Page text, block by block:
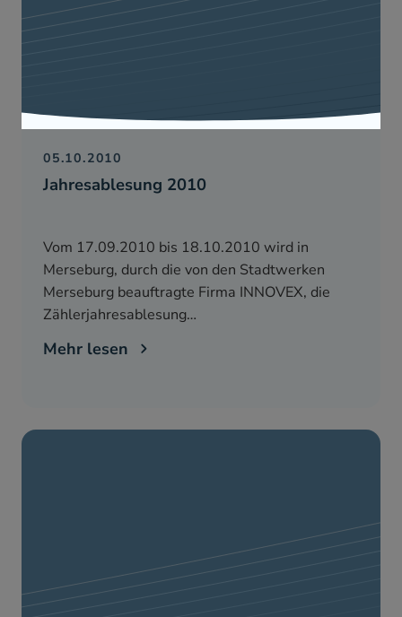
Jahresablesung 2010
05.10.2010
Vom 17.09.2010 bis 18.10.2010 wird in
Merseburg, durch die von den Stadtwerken
Merseburg beauftragte Firma INNOVEX, die
Zählerjahresablesung…
Mehr lesen